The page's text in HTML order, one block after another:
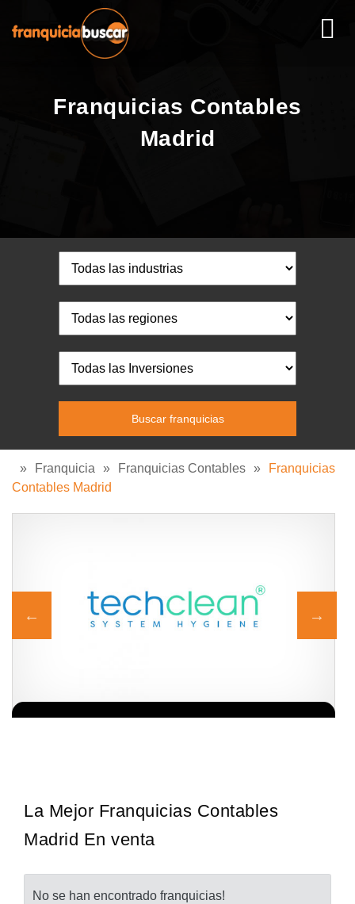
Franquicias Contables
Madrid
» Franquicia » Franquicias Contables »
Franquicias
Contables Madrid
La Mejor Franquicias Contables
Madrid En venta
No se han encontrado franquicias!